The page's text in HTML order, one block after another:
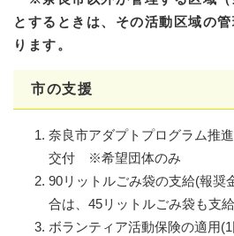
とするときは、その活動区域の
ります。
市の支援
奈良市アダプトプログラム推
交付 ※希望団体のみ
90リットルごみ袋の支給(報奨
合は、45リットルごみ袋も支
ボランティア活動保険の適用